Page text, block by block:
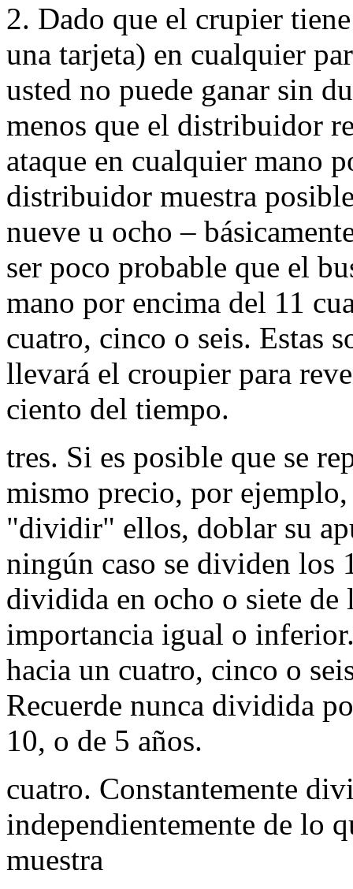
2. Dado que el crupier
una tarjeta) en cualquier
usted no puede ganar sin
menos que el distribuidor
ataque en cualquier mano
distribuidor muestra
nueve u ocho –
ser poco probable que el
mano por encima del 11
cuatro, cinco o seis. Estas
llevará el croupier para
ciento del tiempo.
tres. Si es posible que se
mismo precio, por
"dividir" ellos, doblar su
ningún caso se dividen los
dividida en ocho o siete
importancia igual o
hacia un cuatro, cinco o
Recuerde nunca dividida
10, o de 5 años.
cuatro. Constantemente
independientemente de lo
muestra